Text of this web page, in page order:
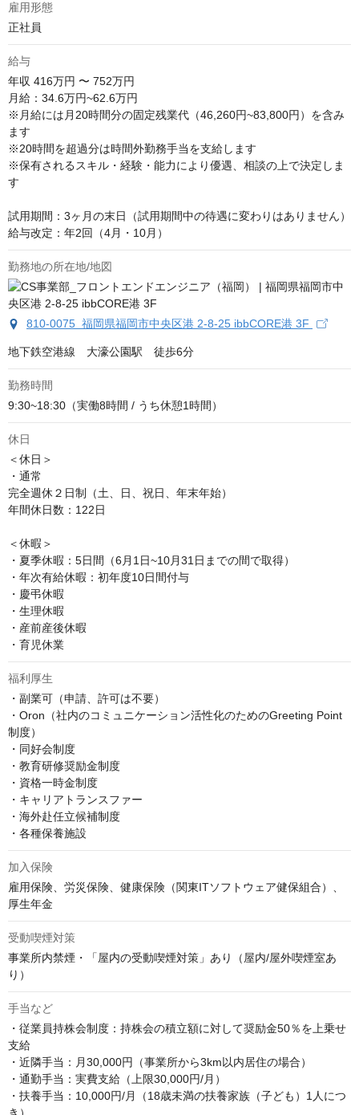
雇用形態
正社員
給与
年収 416万円 〜 752万円
月給：34.6万円~62.6万円
※月給には月20時間分の固定残業代（46,260円~83,800円）を含み
ます
※20時間を超過分は時間外勤務手当を支給します
※保有されるスキル・経験・能力により優遇、相談の上で決定しま
す
試用期間：3ヶ月の末日（試用期間中の待遇に変わりはありません）
給与改定：年2回（4月・10月）
勤務地の所在地/地図
810-0075 福岡県福岡市中央区港 2-8-25 ibbCORE港 3F
地下鉄空港線　大濠公園駅　徒歩6分
勤務時間
9:30~18:30（実働8時間 / うち休憩1時間）
休日
＜休日＞
・通常
完全週休２日制（土、日、祝日、年末年始）
年間休日数：122日
＜休暇＞
・夏季休暇：5日間（6月1日~10月31日までの間で取得）
・年次有給休暇：初年度10日間付与
・慶弔休暇
・生理休暇
・産前産後休暇
・育児休業
福利厚生
・副業可（申請、許可は不要）
・Oron（社内のコミュニケーション活性化のためのGreeting Point
制度）
・同好会制度
・教育研修奨励金制度
・資格一時金制度
・キャリアトランスファー
・海外赴任立候補制度
・各種保養施設
加入保険
雇用保険、労災保険、健康保険（関東ITソフトウェア健保組合）、
厚生年金
受動喫煙対策
事業所内禁煙・「屋内の受動喫煙対策」あり（屋内/屋外喫煙室あ
り）
手当など
・従業員持株会制度：持株会の積立額に対して奨励金50％を上乗せ
支給
・近隣手当：月30,000円（事業所から3km以内居住の場合）
・通勤手当：実費支給（上限30,000円/月）
・扶養手当：10,000円/月（18歳未満の扶養家族（子ども）1人につ